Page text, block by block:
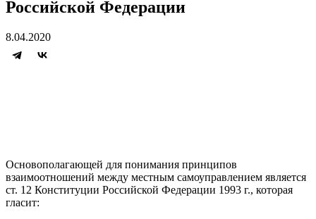
Российской Федерации
8.04.2020
Основополагающей для понимания принципов
взаимоотношений между местным самоуправлением является
ст. 12 Конституции Российской Федерации 1993 г., которая
гласит: